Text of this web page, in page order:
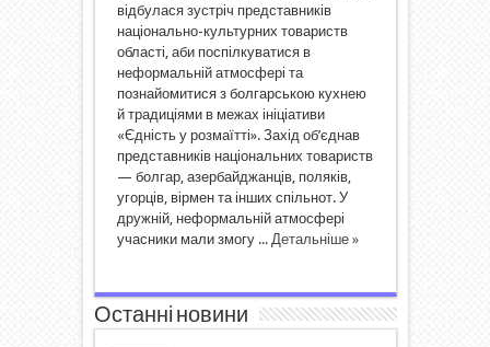
відбулася зустріч представників
національно-культурних товариств
області, аби поспілкуватися в
неформальній атмосфері та
познайомитися з болгарською кухнею
й традиціями в межах ініціативи
«Єдність у розмаїтті». Захід об’єднав
представників національних товариств
— болгар, азербайджанців, поляків,
угорців, вірмен та інших спільнот. У
дружній, неформальній атмосфері
учасники мали змогу ... Детальніше »
Останні новини